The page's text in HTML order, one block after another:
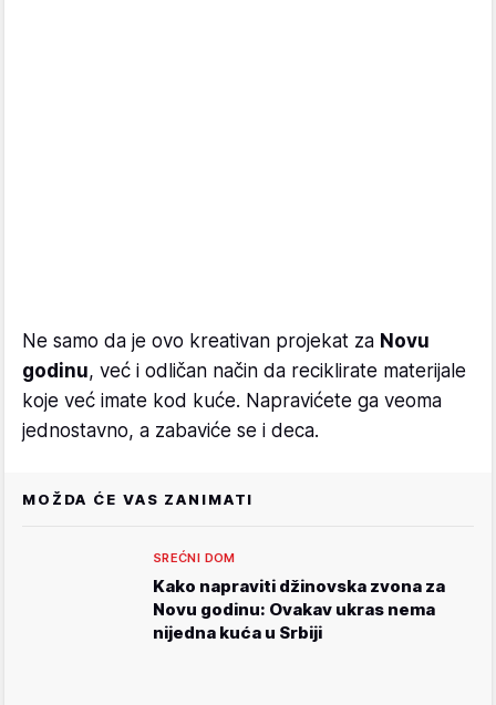
Ne samo da je ovo kreativan projekat za Novu
godinu, već i odličan način da reciklirate materijale
koje već imate kod kuće. Napravićete ga veoma
jednostavno, a zabaviće se i deca.
MOŽDA ĆE VAS ZANIMATI
SREĆNI DOM
Kako napraviti džinovska zvona za
Novu godinu: Ovakav ukras nema
nijedna kuća u Srbiji